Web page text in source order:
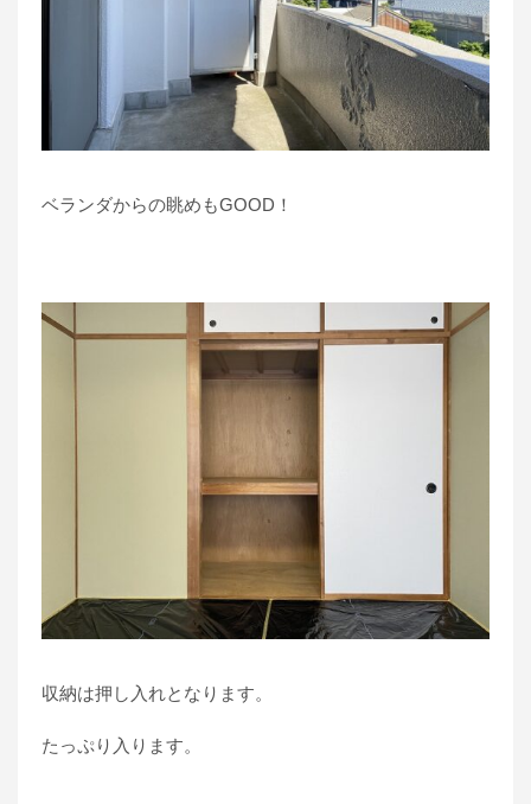
ベランダからの眺めもGOOD！
収納は押し入れとなります。
たっぷり入ります。